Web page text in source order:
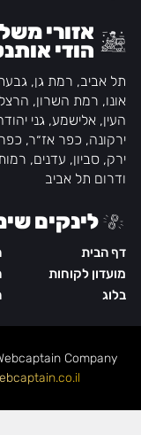
אזורי
הודי
תל אביב, רמת גן,
אונו, רמת השרון,
העין, אלישמע, גני
ירקונה, כפר אז״ר,
ירק, סביון, עדנים,
ודרום תל אביב
לינקים
דף הבית
מועדון לקוחות
בלוג
Company